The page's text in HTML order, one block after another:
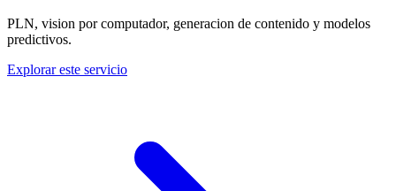
PLN, vision por computador, generacion de contenido y modelos
predictivos.
Explorar este servicio